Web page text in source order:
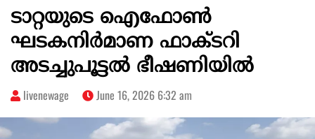
ടാറ്റയുടെ ഐഫോണ്‍
ഘടകനിർമാണ ഫാക്ടറി
അടച്ചുപൂട്ടല്‍ ഭീഷണിയില്‍
livenewage June 16, 2026 6:32 am